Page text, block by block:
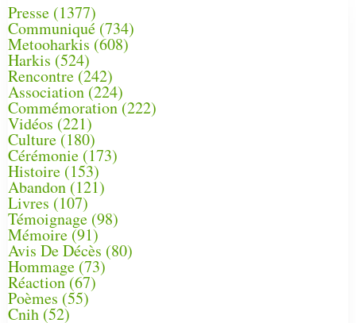
Presse (1377)
Communiqué (734)
Metooharkis (608)
Harkis (524)
Rencontre (242)
Association (224)
Commémoration(222)
Vidéos (221)
Culture(180)
Cérémonie (173)
Histoire (153)
Abandon(121)
Livres (107)
Témoignage (98)
Mémoire (91)
Avis De Décès (80)
Hommage (73)
Réaction(67)
Poèmes (55)
Cnih (52)